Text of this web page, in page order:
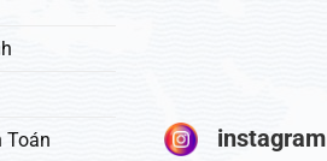
Toán
instagram